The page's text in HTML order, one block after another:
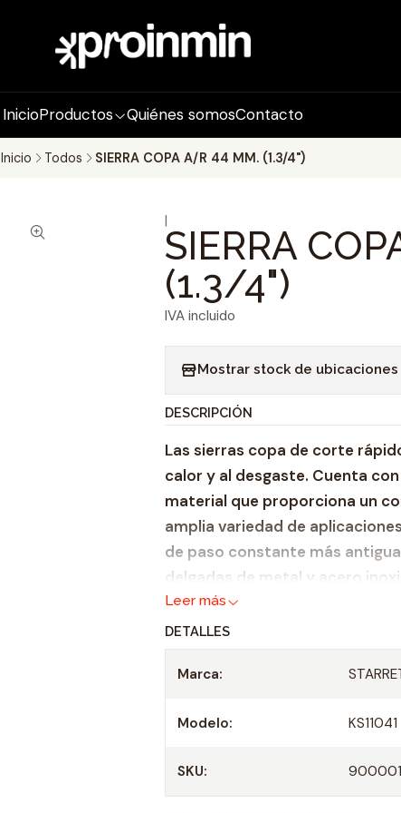
InicioProductos Quiénes somosContacto
Inicio Todos SIERRA COPA A/R 44 MM. (1.3/4")
|
SIERRA
(1.3/4")
IVA incluido
Mostrar stock de ubicaciones
DESCRIPCIÓN
Las sierras copa de corte
calor y al desgaste. Cuenta
material que proporciona un
amplia variedad de
de paso constante más
delgadas de metal y acero
Cut también cortan tubos con
mm (1/8"). Excelente
materiales.
desgaste y mayor vida útil
espesores de pared de
Los nuevos dientes de 5,5
Leer más
DETALLES
Marca:
Modelo: KS11041
SKU: